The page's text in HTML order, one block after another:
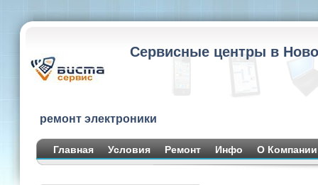
Сервисные центры в
ремонт электроники
Главная Условия Ремонт Инфо О Компании